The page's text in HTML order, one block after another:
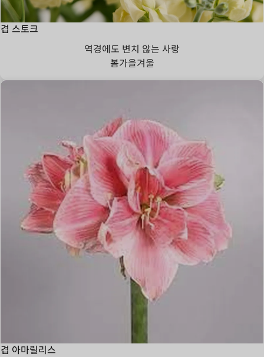
겹 스토크
역경에도 변치 않는 사랑
봄가을겨울
겹 아마릴리스